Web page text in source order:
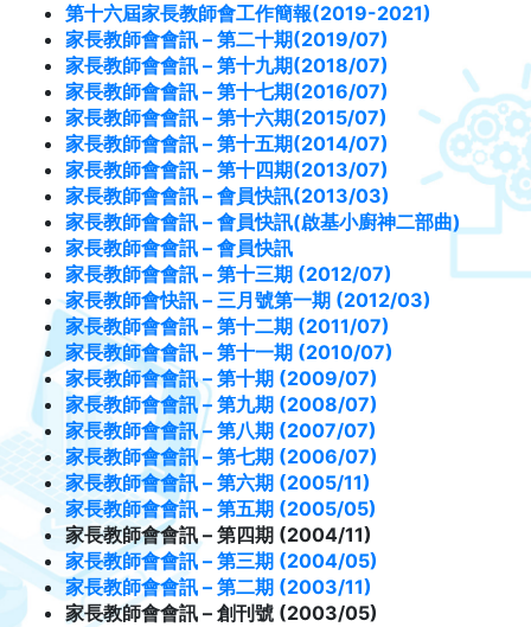
第十六屆家長教師會工作簡報(2019-2021)
家長教師會會訊 – 第二十期(2019/07)
家長教師會會訊 – 第十九期(2018/07)
家長教師會會訊 – 第十七期(2016/07)
家長教師會會訊 – 第十六期(2015/07)
家長教師會會訊 – 第十五期(2014/07)
家長教師會會訊 – 第十四期(2013/07)
家長教師會會訊 – 會員快訊(2013/03)
家長教師會會訊 – 會員快訊(啟基小廚神二部曲)
家長教師會會訊 – 會員快訊
家長教師會會訊 – 第十三期 (2012/07)
家長教師會快訊 – 三月號第一期 (2012/03)
家長教師會會訊 – 第十二期 (2011/07)
家長教師會會訊 – 第十一期 (2010/07)
家長教師會會訊 – 第十期 (2009/07)
家長教師會會訊 – 第九期 (2008/07)
家長教師會會訊 – 第八期 (2007/07)
家長教師會會訊 – 第七期 (2006/07)
家長教師會會訊 – 第六期 (2005/11)
家長教師會會訊 – 第五期 (2005/05)
家長教師會會訊 – 第四期 (2004/11)
家長教師會會訊 – 第三期 (2004/05)
家長教師會會訊 – 第二期 (2003/11)
家長教師會會訊 – 創刊號 (2003/05)